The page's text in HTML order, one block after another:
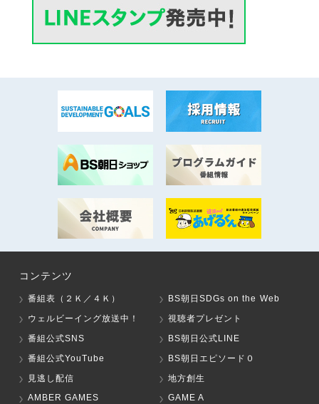
コンテンツ
番組表（２Ｋ／４Ｋ）
BS朝日SDGs on the Web
ウェルビーイング放送中！
視聴者プレゼント
番組公式SNS
BS朝日公式LINE
番組公式YouTube
BS朝日エピソード０
見逃し配信
地方創生
AMBER GAMES
GAME A